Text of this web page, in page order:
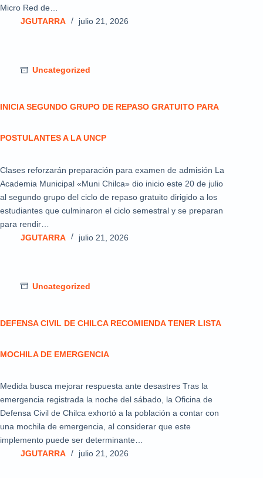
Micro Red de…
JGUTARRA
julio 21, 2026
Uncategorized
INICIA SEGUNDO GRUPO DE REPASO GRATUITO PARA
POSTULANTES A LA UNCP
Clases reforzarán preparación para examen de admisión La
Academia Municipal «Muni Chilca» dio inicio este 20 de julio
al segundo grupo del ciclo de repaso gratuito dirigido a los
estudiantes que culminaron el ciclo semestral y se preparan
para rendir…
JGUTARRA
julio 21, 2026
Uncategorized
DEFENSA CIVIL DE CHILCA RECOMIENDA TENER LISTA
MOCHILA DE EMERGENCIA
Medida busca mejorar respuesta ante desastres Tras la
emergencia registrada la noche del sábado, la Oficina de
Defensa Civil de Chilca exhortó a la población a contar con
una mochila de emergencia, al considerar que este
implemento puede ser determinante…
JGUTARRA
julio 21, 2026